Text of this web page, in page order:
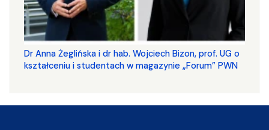
​​​​​​​Dr Anna Żeglińska i dr hab. Wojciech Bizon, prof. UG o
kształceniu i studentach w magazynie „Forum” PWN